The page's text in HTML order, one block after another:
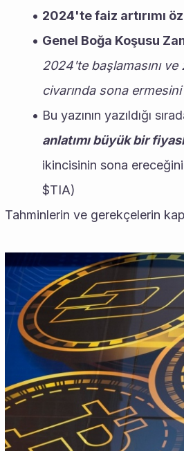
2024'te faiz artırımı
Genel Boğa Koşusu
2024'te başlamasını
civarında sona
Bu yazının yazıldığı
anlatımı büyük bir
ikincisinin sona
$TIA)
Tahminlerin ve gerekçelerin